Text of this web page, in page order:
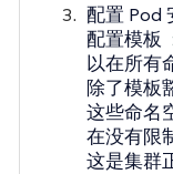
配置 Pod
配置模板
以在所有
除了模板
这些命名
在没有限
这是集群